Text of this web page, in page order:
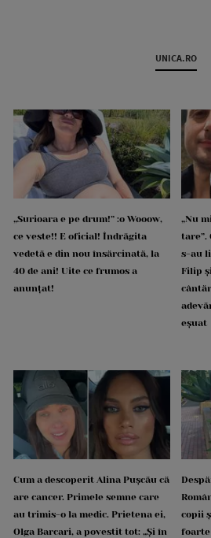
UNICA.RO
„Surioara e pe drum!” :o Wooow,
ce veste!! E oficial! Îndrăgita
vedetă e din nou însărcinată, la
40 de ani! Uite ce frumos a
anunțat!
„Nu
tare”.
s-au
Filip
eșuat
Cum a descoperit Alina Pușcău că
are cancer. Primele semne care
au trimis-o la medic. Prietena ei,
Olga Barcari, a povestit tot: „Și în
copii
foarte